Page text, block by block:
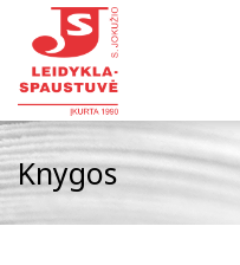
Knygos